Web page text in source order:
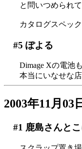
と問いつめられ
カタログスペッ
#5 ぽよる
Dimage Xの電池
本当にいなせな店
2003年11月03
#1 鹿島さんと